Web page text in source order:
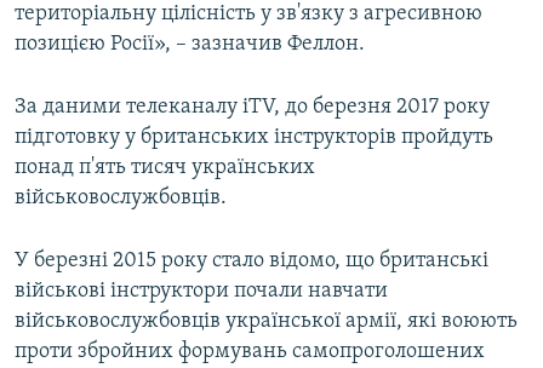
ІНФОГРАФІКА
ДОЛУЧАЙСЯ!
Усі сайти RFE/RL
територіальну цілісність у зв'язку з агресивною
позицією Росії», – зазначив Феллон.
За даними телеканалу iTV, до березня 2017 року
підготовку у британських інструкторів пройдуть
понад п'ять тисяч українських
військовослужбовців.
У березні 2015 року стало відомо, що британські
військові інструктори почали навчати
військовослужбовців української армії, які воюють
проти збройних формувань самопроголошених